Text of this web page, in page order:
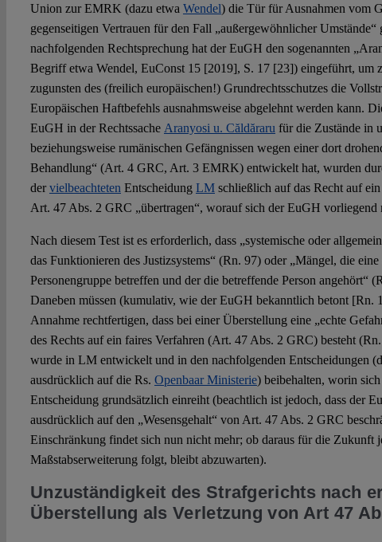
Union zur EMRK (dazu etwa Wendel) die Tür für Ausnahmen vom
gegenseitigen Vertrauen für den Fall „außergewöhnlicher Umstände“
nachfolgenden Rechtsprechung hat der EuGH den sogenannten
Begriff etwa Wendel, EuConst 15 [2019], S. 17 [23]) eingeführt, um
zugunsten des (freilich europäischen!) Grundrechtsschutzes die
Europäischen Haftbefehls ausnahmsweise abgelehnt werden kann.
EuGH in der Rechtssache Aranyosi u. Căldăraru für die Zustände in
beziehungsweise rumänischen Gefängnissen wegen einer dort
Behandlung“ (Art. 4 GRC, Art. 3 EMRK) entwickelt hat, wurden
dervielbeachteten Entscheidung LMschließlich auf das Recht auf
Art. 47 Abs. 2 GRC „übertragen“, worauf sich der EuGH vorliegend
Nach diesem Test ist es erforderlich, dass „systemische oder
das Funktionieren des Justizsystems“ (Rn. 97) oder „Mängel, die
Personengruppe betreffen und der die betreffende Person angehört“
Daneben müssen (kumulativ, wie der EuGH bekanntlich betont [Rn.
Annahme rechtfertigen, dass bei einer Überstellung eine „echte
des Rechts auf ein faires Verfahren (Art. 47 Abs. 2 GRC) besteht
wurde in LM entwickelt und in den nachfolgenden Entscheidungen
ausdrücklich auf die Rs. Openbaar Ministerie) beibehalten, worin
Entscheidung grundsätzlich einreiht (beachtlich ist jedoch, dass der
ausdrücklich auf den „Wesensgehalt“ von Art. 47 Abs. 2 GRC
Einschränkung findet sich nun nicht mehr; ob daraus für die Zukunft
Maßstabserweiterung folgt, bleibt abzuwarten).
Unzuständigkeit des Strafgerichts nach
Überstellung als Verletzung von Art 47